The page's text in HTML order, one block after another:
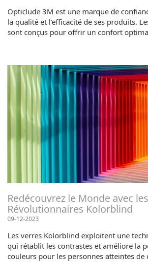
Opticlude 3M est une marque de
la qualité et l’efficacité de ses produits.
sont conçus pour offrir un confort
Redécouvrez le Monde avec
Révolutionnaires Kolorblind
09-12-2023
Les verres Kolorblind exploitent une
qui rétablit les contrastes et améliore la
couleurs pour les personnes atteintes de